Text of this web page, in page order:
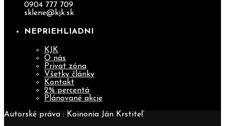
0904 777 709
sklene@kjk.sk
NEPRIEHLIADNI
KJK
O nás
Privat zóna
Všetky články
Kontakt
2% percentá
Plánované akcie
Autorské práva : Koinonia Ján Krstiteľ